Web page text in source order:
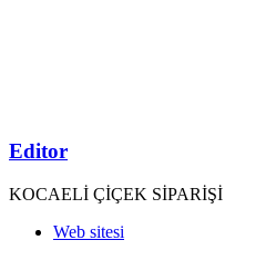
Editor
KOCAELİ ÇİÇEK SİPARİŞİ
Web sitesi